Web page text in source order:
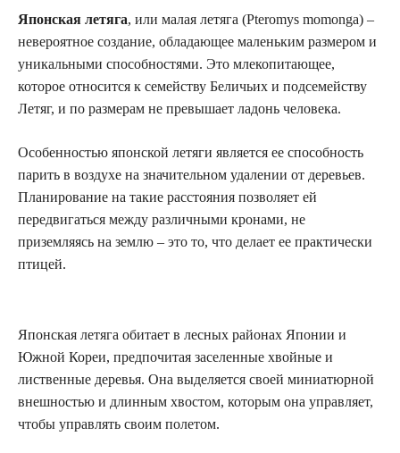
Японская летяга, или малая летяга (Pteromys momonga) –
невероятное создание, обладающее маленьким размером и
уникальными способностями. Это млекопитающее,
которое относится к семейству Беличьих и подсемейству
Летяг, и по размерам не превышает ладонь человека.
Особенностью японской летяги является ее способность
парить в воздухе на значительном удалении от деревьев.
Планирование на такие расстояния позволяет ей
передвигаться между различными кронами, не
приземляясь на землю – это то, что делает ее практически
птицей.
Японская летяга обитает в лесных районах Японии и
Южной Кореи, предпочитая заселенные хвойные и
лиственные деревья. Она выделяется своей миниатюрной
внешностью и длинным хвостом, которым она управляет,
чтобы управлять своим полетом.